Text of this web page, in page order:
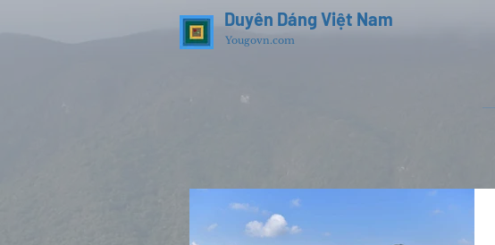
Duyên Dáng Việt Nam
Yougovn.com